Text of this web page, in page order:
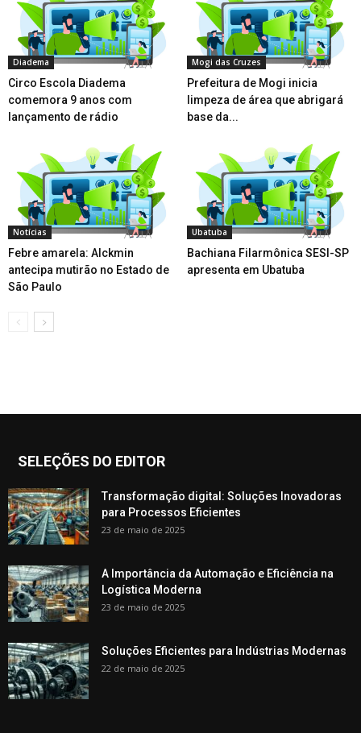
Diadema
Circo Escola Diadema
comemora 9 anos com
lançamento de rádio
Mogi das Cruzes
Prefeitura de Mogi inicia
limpeza de área que abrigará
base da...
Notícias
Febre amarela: Alckmin
antecipa mutirão no Estado de
São Paulo
Ubatuba
Bachiana Filarmônica SESI-SP
apresenta em Ubatuba
SELEÇÕES DO EDITOR
Transformação digital: Soluções Inovadoras
para Processos Eficientes
23 de maio de 2025
A Importância da Automação e Eficiência na
Logística Moderna
23 de maio de 2025
Soluções Eficientes para Indústrias Modernas
22 de maio de 2025